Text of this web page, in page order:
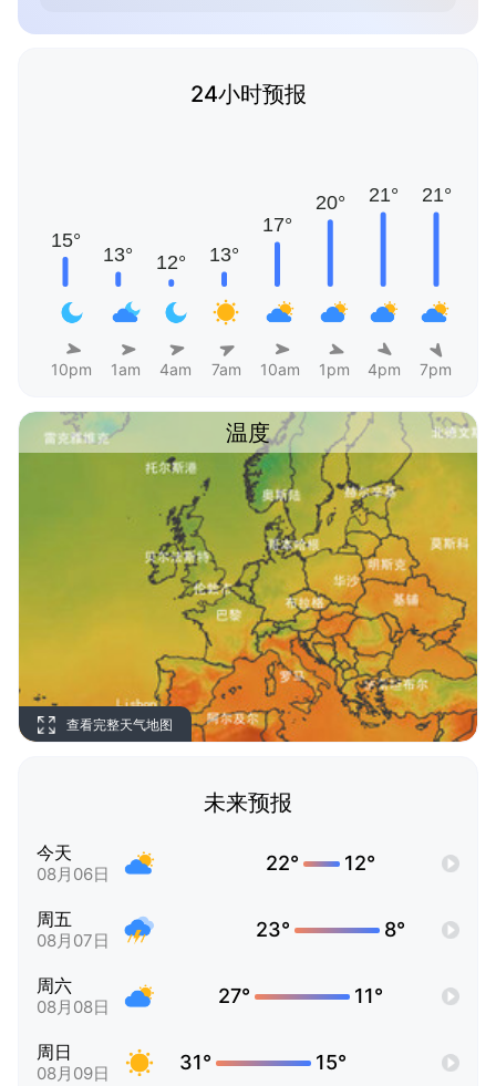
24小时预报
10pm 1am 4am 7am 10am 1pm 4pm 7pm
温度
查看完整天气地图
未来预报
今天
08月06日 22° 12°
周五
08月07日 23° 8°
周六
08月08日 27° 11°
周日
08月09日 31° 15°